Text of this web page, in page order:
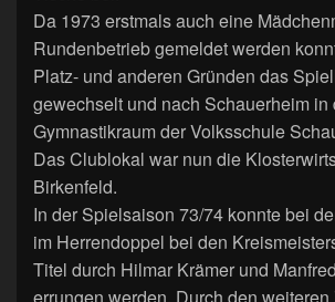
Da 1973 erstmals auch eine
Rundenbetrieb gemeldet werden
Platz- und anderen Gründen das
gewechselt und nach Schauerheim in
Gymnastikraum der Volksschule
Das Clublokal war nun die
Birkenfeld.
In der Spielsaison 73/74 konnte bei
im Herrendoppel bei den
Titel durch Hilmar Krämer und